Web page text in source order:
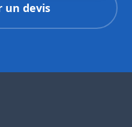
un devis